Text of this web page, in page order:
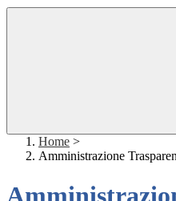
Home >
Amministrazione